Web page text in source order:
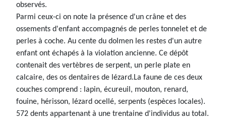
observés.
Parmi ceux-ci on note la présence d'un crâne et des
ossements d'enfant accompagnés de perles tonnelet et de
perles à coche. Au cente du dolmen les restes d'un autre
enfant ont échapés à la violation ancienne. Ce dépôt
contenait des vertèbres de serpent, un perle plate en
calcaire, des os dentaires de lézard.La faune de ces deux
couches comprend : lapin, écureuil, mouton, renard,
fouine, hérisson, lézard ocellé, serpents (espèces locales).
572 dents appartenant à une trentaine d'individus au total.